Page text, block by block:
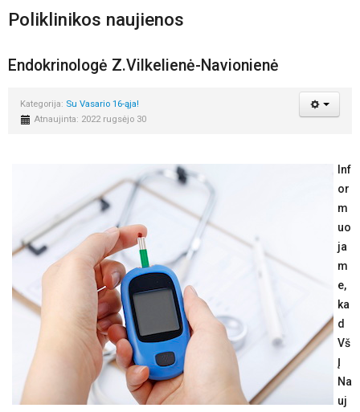
Poliklinikos naujienos
Endokrinologė Z.Vilkelienė-Navionienė
Kategorija: Su Vasario 16-ąja!
Atnaujinta: 2022 rugsėjo 30
Inf
or
m
uo
ja
m
e,
ka
d
Vš
Į
Na
uj